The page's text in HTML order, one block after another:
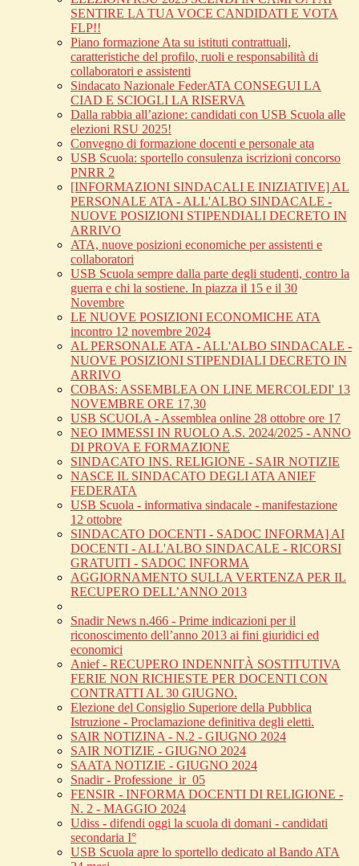
SENTIRE LA TUA VOCE CANDIDATI E VOTA
FLP!!
Piano formazione Ata su istituti contrattuali,
caratteristiche del profilo, ruoli e responsabilità di
collaboratori e assistenti
Sindacato Nazionale FederATA CONSEGUI LA
CIAD E SCIOGLI LA RISERVA
Dalla rabbia all’azione: candidati con USB Scuola alle
elezioni RSU 2025!
Convegno di formazione docenti e personale ata
USB Scuola: sportello consulenza iscrizioni concorso
PNRR 2
[INFORMAZIONI SINDACALI E INIZIATIVE] AL
PERSONALE ATA - ALL'ALBO SINDACALE -
NUOVE POSIZIONI STIPENDIALI DECRETO IN
ARRIVO
ATA, nuove posizioni economiche per assistenti e
collaboratori
USB Scuola sempre dalla parte degli studenti, contro la
guerra e chi la sostiene. In piazza il 15 e il 30
Novembre
LE NUOVE POSIZIONI ECONOMICHE ATA
incontro 12 novembre 2024
AL PERSONALE ATA - ALL'ALBO SINDACALE -
NUOVE POSIZIONI STIPENDIALI DECRETO IN
ARRIVO
COBAS: ASSEMBLEA ON LINE MERCOLEDI' 13
NOVEMBRE ORE 17,30
USB SCUOLA - Assemblea online 28 ottobre ore 17
NEO IMMESSI IN RUOLO A.S. 2024/2025 - ANNO
DI PROVA E FORMAZIONE
SINDACATO INS. RELIGIONE - SAIR NOTIZIE
NASCE IL SINDACATO DEGLI ATA ANIEF
FEDERATA
USB Scuola - informativa sindacale - manifestazione
12 ottobre
SINDACATO DOCENTI - SADOC INFORMA] AI
DOCENTI - ALL'ALBO SINDACALE - RICORSI
GRATUITI - SADOC INFORMA
AGGIORNAMENTO SULLA VERTENZA PER IL
RECUPERO DELL’ANNO 2013
Snadir News n.466 - Prime indicazioni per il
riconoscimento dell’anno 2013 ai fini giuridici ed
economici
Anief - RECUPERO INDENNITÀ SOSTITUTIVA
FERIE NON RICHIESTE PER DOCENTI CON
CONTRATTI AL 30 GIUGNO.
Elezione del Consiglio Superiore della Pubblica
Istruzione - Proclamazione definitiva degli eletti.
SAIR NOTIZINA - N.2 - GIUGNO 2024
SAIR NOTIZIE - GIUGNO 2024
SAATA NOTIZIE - GIUGNO 2024
Snadir - Professione_ir_05
FENSIR - INFORMA DOCENTI DI RELIGIONE -
N. 2 - MAGGIO 2024
Udiss - difendi oggi la scuola di domani - candidati
secondaria I°
USB Scuola apre lo sportello dedicato al Bando ATA